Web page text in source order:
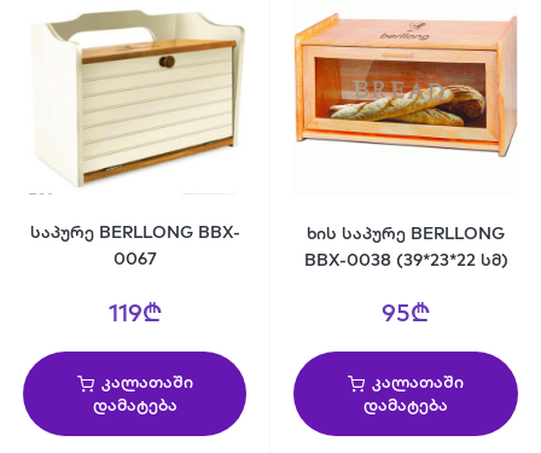
საპურე BERLLONG BBX-
0067
119₾
კალათაში
დამატება
ხის საპურე BERLLONG
BBX-0038 (39*23*22 სმ)
95₾
კალათაში
დამატება